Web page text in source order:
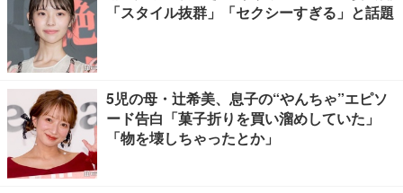
「スタイル抜群」「セクシーすぎる」と話題
5児の母・辻希美、息子の“やんちゃ”エピソ
ード告白「菓子折りを買い溜めしていた」
「物を壊しちゃったとか」